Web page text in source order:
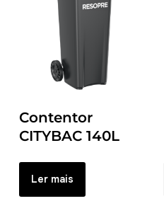
Contentor
CITYBAC 140L
Ler mais